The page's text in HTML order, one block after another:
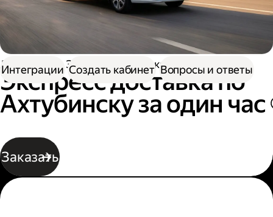
Доставка Экспресс-доставка по Ахтубинску
Экспресс доставка по
Ахтубинску за один час
Заказать
Интеграции Создать кабинет Вопросы и ответы